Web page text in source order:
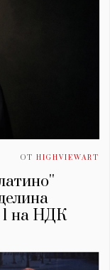
ОТ HIGHVIEWART
1 на НДК